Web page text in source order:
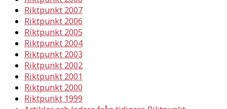
Riktpunkt 2007
Riktpunkt 2006
Riktpunkt 2005
Riktpunkt 2004
Riktpunkt 2003
Riktpunkt 2002
Riktpunkt 2001
Riktpunkt 2000
Riktpunkt 1999